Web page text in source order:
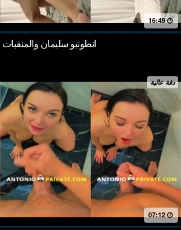
16:49
انطونيو سليمان والمنقبات 1
دقة عالية
07:12